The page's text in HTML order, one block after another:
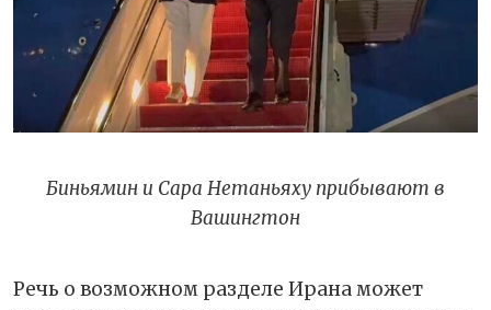
Биньямин и Сара Нетаньяху прибывают в
Вашингтон
Речь о возможном разделе Ирана может